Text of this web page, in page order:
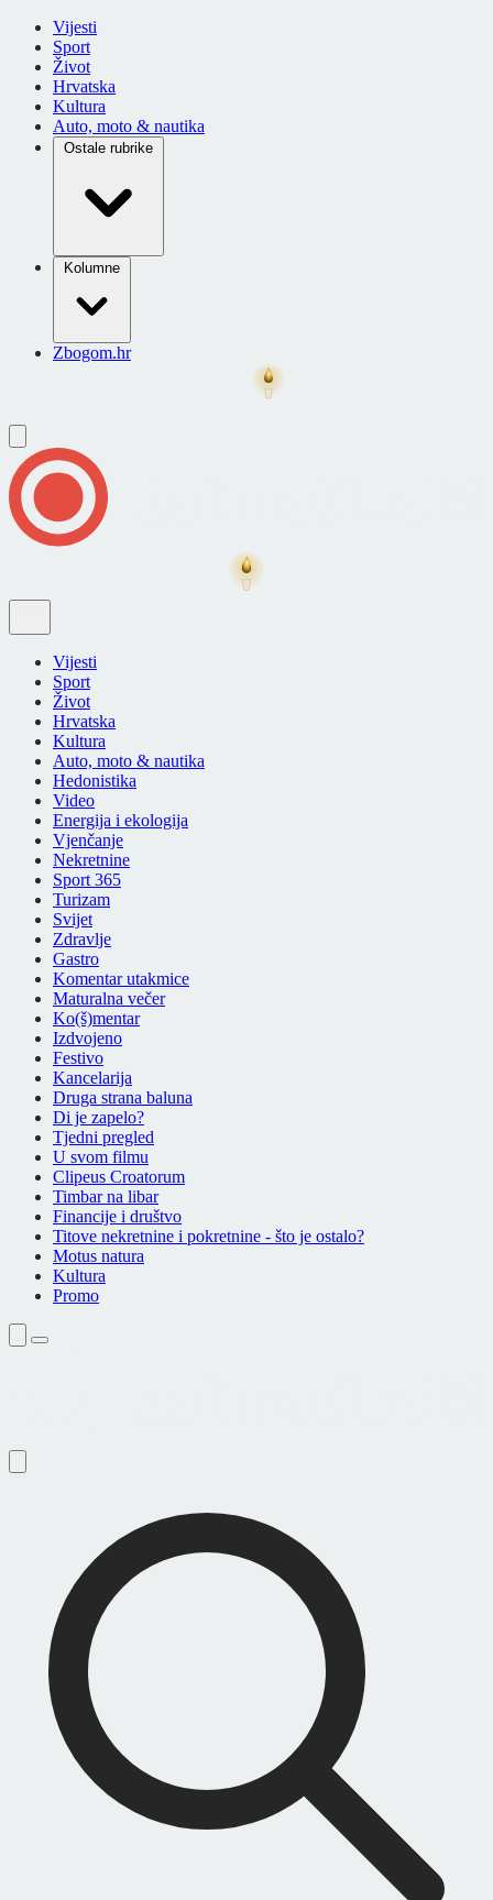
Vijesti
Sport
Život
Hrvatska
Kultura
Auto, moto & nautika
Ostale rubrike
Kolumne
Zbogom.hr
Vijesti
Sport
Život
Hrvatska
Kultura
Auto, moto & nautika
Hedonistika
Video
Energija i ekologija
Vjenčanje
Nekretnine
Sport 365
Turizam
Svijet
Zdravlje
Gastro
Komentar utakmice
Maturalna večer
Ko(š)mentar
Izdvojeno
Festivo
Kancelarija
Druga strana baluna
Di je zapelo?
Tjedni pregled
U svom filmu
Clipeus Croatorum
Timbar na libar
Financije i društvo
Titove nekretnine i pokretnine - što je ostalo?
Motus natura
Kultura
Promo